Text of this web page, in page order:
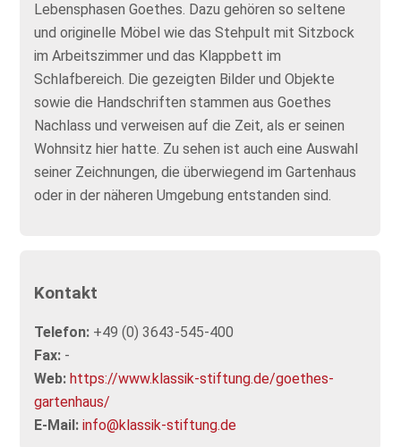
Lebensphasen Goethes. Dazu gehören so seltene
und originelle Möbel wie das Stehpult mit Sitzbock
im Arbeitszimmer und das Klappbett im
Schlafbereich. Die gezeigten Bilder und Objekte
sowie die Handschriften stammen aus Goethes
Nachlass und verweisen auf die Zeit, als er seinen
Wohnsitz hier hatte. Zu sehen ist auch eine Auswahl
seiner Zeichnungen, die überwiegend im Gartenhaus
oder in der näheren Umgebung entstanden sind.
Kontakt
Telefon: +49 (0) 3643-545-400
Fax: -
Web: https://www.klassik-stiftung.de/goethes-
gartenhaus/
E-Mail: info@klassik-stiftung.de